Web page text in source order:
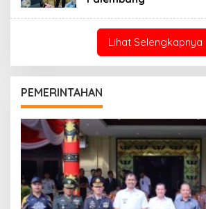
Lihat Selengkapnya
PEMERINTAHAN